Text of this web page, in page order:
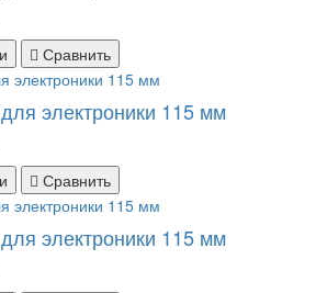
Сравнить
электроники 115 мм
Сравнить
электроники 115 мм